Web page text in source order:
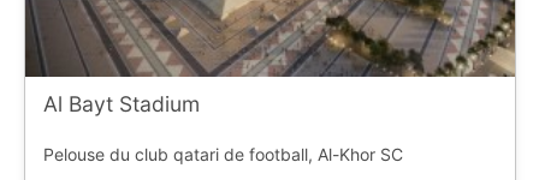
Al Bayt Stadium
Pelouse du club qatari de football, Al-Khor SC